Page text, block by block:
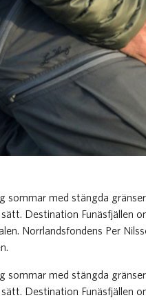
sommar med stängda
Destination Funäsfjällen
Norrlandsfondens Per
sommar med stängda
Destination Funäsfjällen